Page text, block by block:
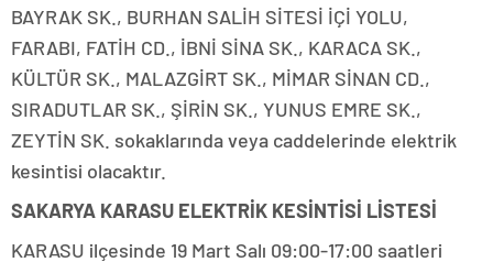
BAYRAK SK., BURHAN SALİH SİTESİ İÇİ YOLU,
FARABI, FATİH CD., İBNİ SİNA SK., KARACA SK.,
KÜLTÜR SK., MALAZGİRT SK., MİMAR SİNAN CD.,
SIRADUTLAR SK., ŞİRİN SK., YUNUS EMRE SK.,
ZEYTİN SK. sokaklarında veya caddelerinde elektrik
kesintisi olacaktır.
SAKARYA KARASU ELEKTRİK KESİNTİSİ LİSTESİ
KARASU ilçesinde 19 Mart Salı 09:00-17:00 saatleri